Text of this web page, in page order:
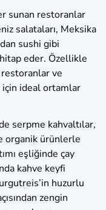
sunan restoranlar
salataları, Meksika
sushi gibi
eder. Özellikle
ve
için ideal ortamlar
serpme kahvaltılar,
organik ürünlerle
eşliğinde çay
kahve keyfi
huzurlu
zengin